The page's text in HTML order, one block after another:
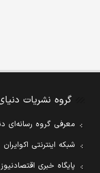
گروه نشریات
معرفی گروه رسانه‌ای
شبکه اینترنتی اکوایران
پایگاه خبری اقتصادنیوز